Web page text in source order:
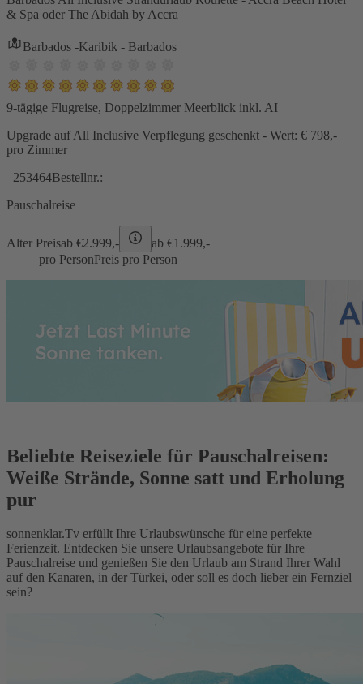
& Spa oder The Abidah by Accra
Barbados -Karibik - Barbados
9-tägige Flugreise, Doppelzimmer Meerblick inkl. AI
Upgrade auf All Inclusive Verpflegung geschenkt - Wert: € 798,-
pro Zimmer
253464Bestellnr.:
Pauschalreise
Alter Preisab €2.999,- ab €1.999,-
pro PersonPreis pro Person
Beliebte Reiseziele für Pauschalreisen:
Weiße Strände, Sonne satt und Erholung
pur
sonnenklar.Tv erfüllt Ihre Urlaubswünsche für eine perfekte
Ferienzeit. Entdecken Sie unsere Urlaubsangebote für Ihre
Pauschalreise und genießen Sie den Urlaub am Strand Ihrer Wahl
auf den Kanaren, in der Türkei, oder soll es doch lieber ein Fernziel
sein?